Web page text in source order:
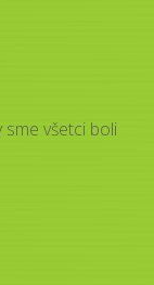
všetci boli